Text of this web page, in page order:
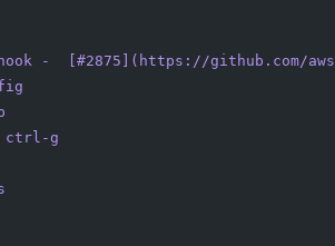
-  [#2875](https://github.com/
ctrl-g